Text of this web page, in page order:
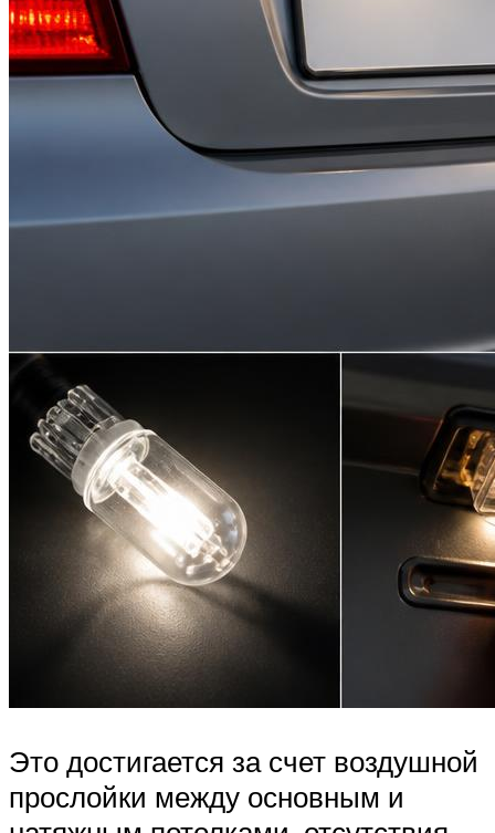
Это достигается за счет воздушной
прослойки между основным и